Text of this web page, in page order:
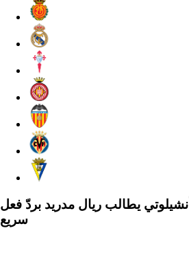
أنشيلوتي يطالب ريال مدريد بردّ فعل
سريع